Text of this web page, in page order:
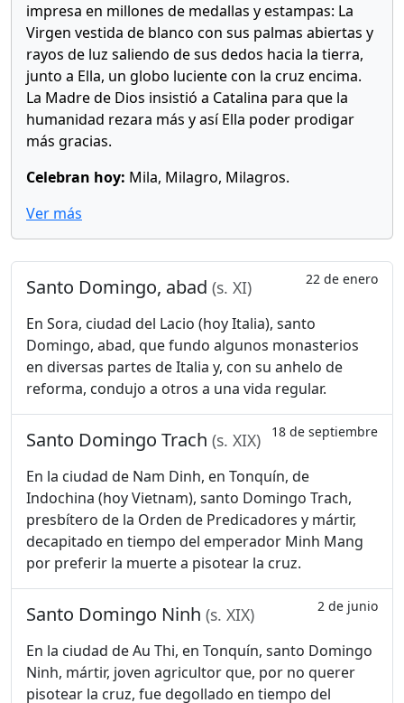
impresa en millones de medallas y estampas: La
Virgen vestida de blanco con sus palmas abiertas y
rayos de luz saliendo de sus dedos hacia la tierra,
junto a Ella, un globo luciente con la cruz encima.
La Madre de Dios insistió a Catalina para que la
humanidad rezara más y así Ella poder prodigar
más gracias.
Celebran hoy: Mila, Milagro, Milagros.
Ver más
Santo Domingo, abad (s. XI) 22 de enero
En Sora, ciudad del Lacio (hoy Italia), santo
Domingo, abad, que fundo algunos monasterios
en diversas partes de Italia y, con su anhelo de
reforma, condujo a otros a una vida regular.
Santo Domingo Trach (s. XIX) 18 de septiembre
En la ciudad de Nam Dinh, en Tonquín, de
Indochina (hoy Vietnam), santo Domingo Trach,
presbítero de la Orden de Predicadores y mártir,
decapitado en tiempo del emperador Minh Mang
por preferir la muerte a pisotear la cruz.
Santo Domingo Ninh (s. XIX) 2 de junio
En la ciudad de Au Thi, en Tonquín, santo Domingo
Ninh, mártir, joven agricultor que, por no querer
pisotear la cruz, fue degollado en tiempo del